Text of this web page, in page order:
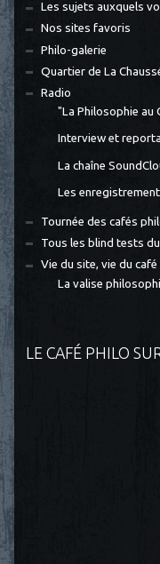
Les sujets auxquels
Nos sites favoris
Philo-galerie
Quartier de La
Radio
"La Philosophie au
Interview et
La chaîne
Les
Tournée des cafés
Tous les blind tests
Vie du site, vie du café
La valise
LE CAFÉ PHILO